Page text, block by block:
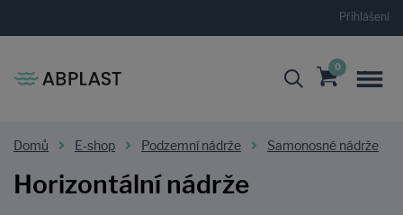
Přihlášení
0
Domů E-shop Podzemní nádrže Samonosné nádrže
Horizontální nádrže